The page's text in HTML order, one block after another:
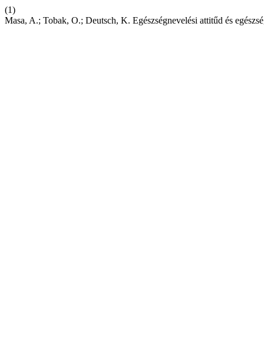
(1)
Masa, A.; Tobak, O.; Deutsch, K. Egészségnevelési attitűd és